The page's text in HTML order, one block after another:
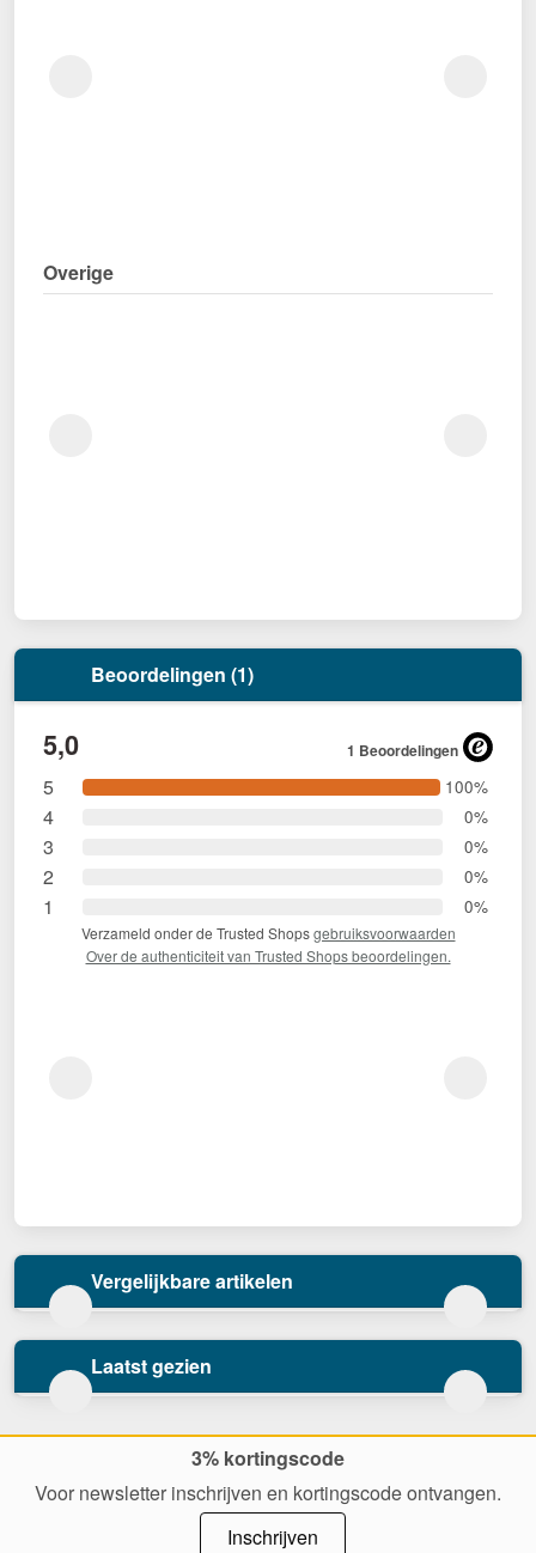
Overige
Beoordelingen (1)
5,0 1 Beoordelingen
5 100%
4 0%
3 0%
2 0%
1 0%
Verzameld onder de Trusted Shopsgebruiksvoorwaarden
Over de authenticiteit van Trusted Shops beoordelingen.
Vergelijkbare artikelen
Laatst gezien
3% kortingscode
Voor newsletter inschrijven en kortingscode ontvangen.
Inschrijven